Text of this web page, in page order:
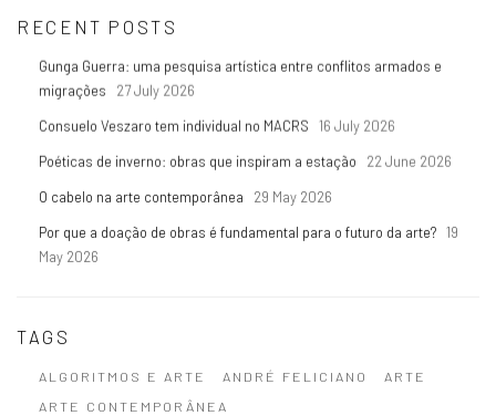
RECENT POSTS
Gunga Guerra: uma pesquisa artística entre conflitos armados e
migrações
27 July 2026
Consuelo Veszaro tem individual no MACRS
16 July 2026
Poéticas de inverno: obras que inspiram a estação 22 June 2026
O cabelo na arte contemporânea
29 May 2026
Por que a doação de obras é fundamental para o futuro da arte? 19
May 2026
TAGS
ALGORITMOS E ARTE ANDRÉ FELICIANO
ARTE
ARTE CONTEMPORÂNEA